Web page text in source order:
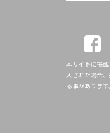
本サイトに掲
入された場合
る事があります。